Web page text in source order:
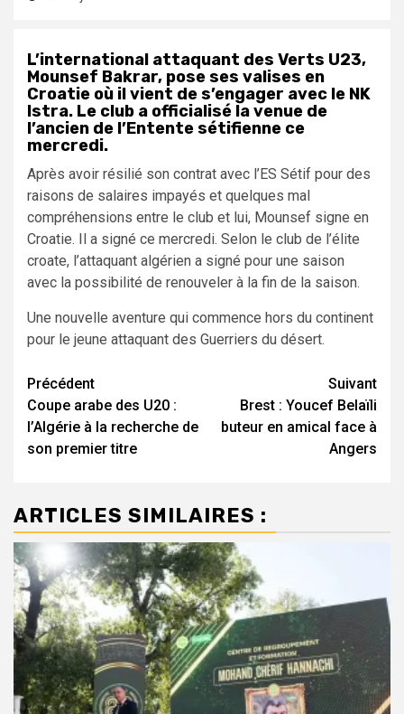
L’international attaquant des Verts U23,
Mounsef Bakrar, pose ses valises en
Croatie où il vient de s’engager avec le NK
Istra. Le club a officialisé la venue de
l’ancien de l’Entente sétifienne ce
mercredi.
Après avoir résilié son contrat avec l’ES Sétif pour des
raisons de salaires impayés et quelques mal
compréhensions entre le club et lui, Mounsef signe en
Croatie. Il a signé ce mercredi. Selon le club de l’élite
croate, l’attaquant algérien a signé pour une saison
avec la possibilité de renouveler à la fin de la saison.
Une nouvelle aventure qui commence hors du continent
pour le jeune attaquant des Guerriers du désert.
Navigation
d’article
Précédent
Coupe arabe des U20 :
l’Algérie à la recherche de
son premier titre
Suivant
Brest : Youcef Belaïli
buteur en amical face à
Angers
ARTICLES SIMILAIRES :